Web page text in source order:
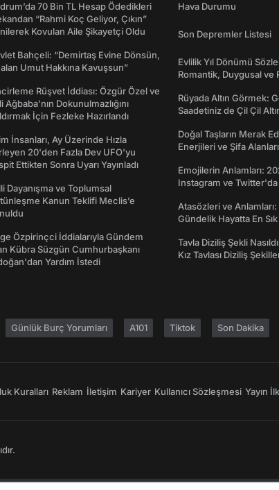
70 Bin TL Hesap Ödedikleri
“Rahmi Koç Geliyor, Çıkın”
Kovulan Aile Şikayetçi Oldu
Bahçeli: “Demirtaş Evine Dönsün,
Umut Hakkına Kavuşsun”
Rüşvet İddiası: Özgür Özel ve
Ağbaba’nın Dokunulmazlığını
İçin Fezleke Hazırlandı
İnsanları, Ay Üzerinde Hızla
20'den Fazla Dev UFO'yu
Ettikten Sonra Uyarı Yayınladı
Dayanışma ve Toplumsal
Kanun Teklifi Meclis’e
Özpirinçci İddialarıyla Gündem
Kübra Süzgün Cumhurbaşkanı
Yardım İstedi
Hava Durumu
Son Depremler Listesi
Evlilik Yıl Dönümü
Romantik, Duygusal ve
Rüyada Altın Görmek:
Saadetiniz de Çil Çil
Doğal Taşların Merak
Enerjileri ve Şifa
Emojilerin Anlamları:
Instagram ve Twitter'da
Atasözleri ve
Gündelik Hayatta En Sık
Tavla Diziliş Şekli
Kız Tavlası Diziliş
Günlük Burç Yorumları A101 Tiktok Son Dakika
Kuralları Reklam İletişim Kariyer Kullanıcı Sözleşmesi Yayın